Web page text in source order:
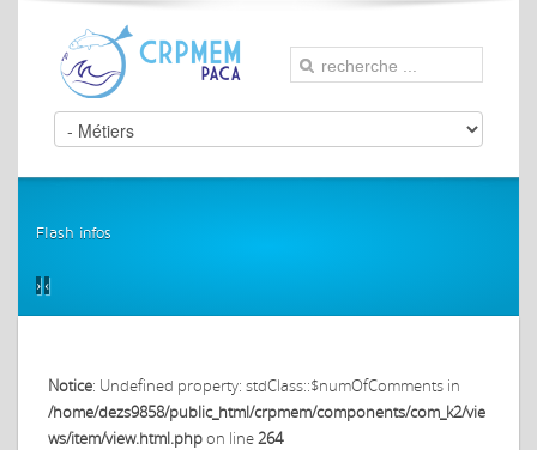
Flash infos
› ‹
Notice: Undefined property: stdClass::$numOfComments in
/home/dezs9858/public_html/crpmem/components/com_k2/vie
ws/item/view.html.phpon line264